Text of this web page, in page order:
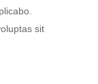
sit